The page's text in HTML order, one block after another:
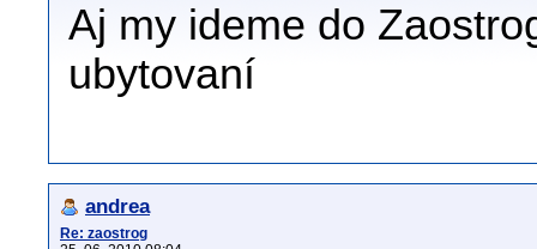
Aj my ideme do
ubytovaní
andrea
Re: zaostrog